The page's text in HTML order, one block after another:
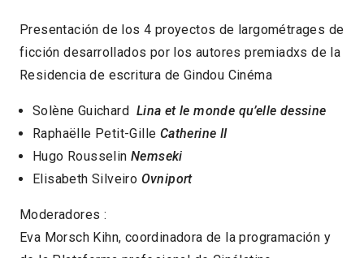
Presentación de los 4 proyectos de largométrages de
ficción desarrollados por los autores premiadxs de la
Residencia de escritura de Gindou Cinéma
Solène Guichard Lina et le monde qu’elle dessine
Raphaëlle Petit-Gille Catherine II
Hugo Rousselin Nemseki
Elisabeth Silveiro Ovniport
Moderadores :
Eva Morsch Kihn, coordinadora de la programación y